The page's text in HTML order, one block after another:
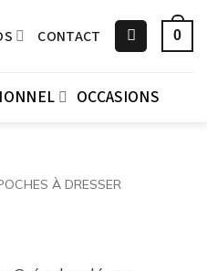
CONTACT 0
OCCASIONS
À DRESSER